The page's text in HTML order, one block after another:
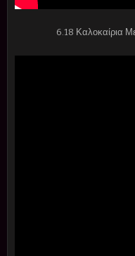
6.18 Καλοκαίρια